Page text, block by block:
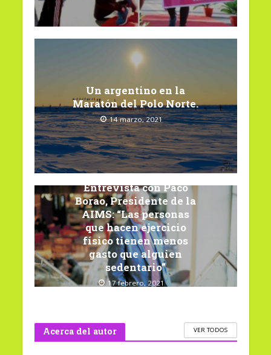
Un argentino en la
Maratón del Polo Norte.
14 marzo, 2021
Entrevista con Paco
Borao, Presidente de la
AIMS: “Las personas
que hacen ejercicio
físico tienen menos
gasto que alguien
sedentario”
17 febrero, 2021
Acerca del autor VER TODOS